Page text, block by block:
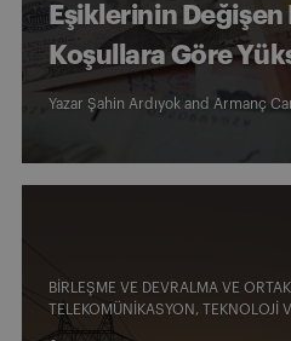
Eşiklerinin
Koşullara Göre
Yazar Şahin Ardıyok and Armanç
BIRLEŞME VE DEVRALMA VE
TELEKOMÜNIKASYON, TEKNOLOJI